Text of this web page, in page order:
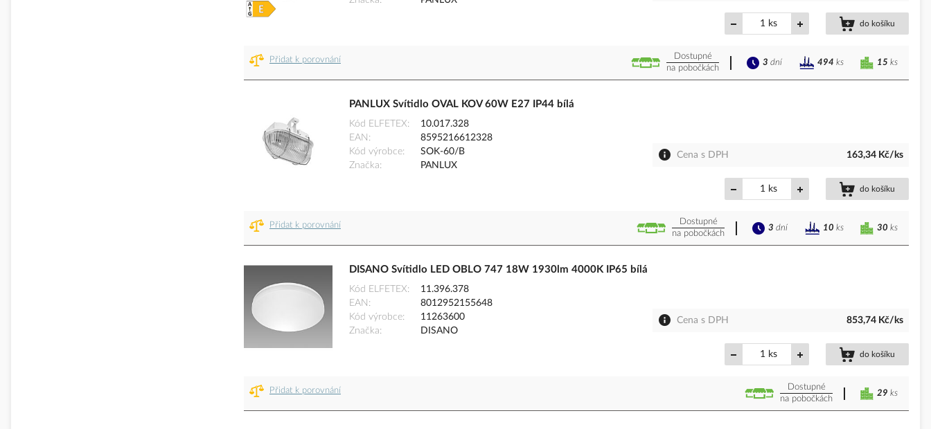
ks do košíku
Přidat k porovnání
Dostupné
na pobočkách
15 ks
3 dní 494 ks
PANLUX Svítidlo OVAL KOV 60W E27 IP44 bílá
Kód ELFETEX
10.017.328
EAN
8595216612328
Kód výrobce
SOK-60/B
Značka
PANLUX
Cena s DPH 163,34 Kč/ks
ks do košíku
Přidat k porovnání
Dostupné
na pobočkách
30 ks
3 dní 10 ks
DISANO Svítidlo LED OBLO 747 18W 1930lm 4000K IP65 bílá
Kód ELFETEX
11.396.378
EAN
8012952155648
Kód výrobce
11263600
Značka
DISANO
Cena s DPH 853,74 Kč/ks
ks do košíku
Přidat k porovnání
Dostupné
na pobočkách
29 ks